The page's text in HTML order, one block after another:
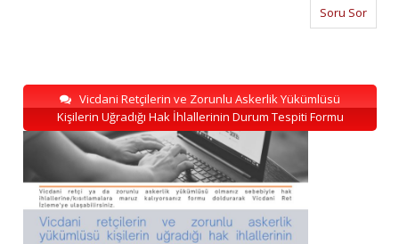
Soru Sor
Vicdani Retçilerin ve Zorunlu Askerlik Yükümlüsü
Kişilerin Uğradığı Hak İhlallerinin Durum Tespiti Formu